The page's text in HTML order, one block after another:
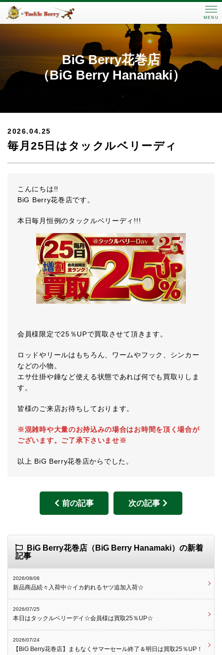
MENU
BiG Berry花巻店
（BiG Berry Hanamaki）
2026.04.25
毎月25日はタックルベリーディ
こんにちは!!
BiG Berry花巻店です。
本日毎月恒例のタックルベリーディ!!!
会員様限定で25％UPで買取させて頂きます。
ロッドやリールはもちろん、ワームやフック、シンカー
などの小物。
エサ仕掛や錘など使える状態であれば何でも買取りしま
す。
皆様のご来店お待ちしております。
※混雑時や大量のお持込みの場合はお時間を頂く場合が
ございます。ご了承下さいませ※
以上 BiG Berry花巻店からでした。
前の記事 次の記事
BiG Berry花巻店（BiG Berry Hanamaki）の新着
記事
2026/08/08
新品商品続々入荷中☆イカ釣れるヤツ追加入荷☆
2026/07/25
本日はタックルベリーデイ☆会員様は買取25％UP☆
2026/07/24
【BiG Berry花巻店】まもなくサマーセール終了＆明日は買取25％UP！